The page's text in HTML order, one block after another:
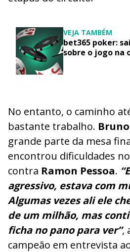
VEJA TAMBÉM
bet365 poker:
sobre o jogo na
No entanto, o caminho
bastante trabalho.
grande parte da mesa
encontrou dificuldades
contra Ramon Pessoa.
agressivo, estava com
Algumas vezes ali ele
de um milhão, mas
ficha no pano para ver”,
campeão em entrevista